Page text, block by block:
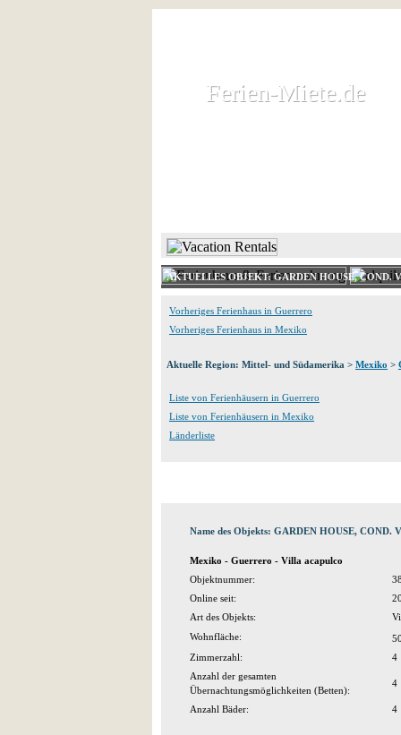
Ferien-Miete.de
Ferien-Miete.de
AKTUELLES OBJEKT: GARDEN HOUSE, COND.
Vorheriges Ferienhaus in Guerrero
Vorheriges Ferienhaus in Mexiko
Aktuelle Region: Mittel- und Südamerika > Mexiko >
Liste von Ferienhäusern in Guerrero
Liste von Ferienhäusern in Mexiko
Länderliste
Name des Objekts: GARDEN HOUSE, COND.
Mexiko - Guerrero - Villa acapulco
Objektnummer:
Online seit:
Art des Objekts:
Wohnfläche:
Zimmerzahl:
4
Anzahl der gesamten
Übernachtungsmöglichkeiten (Betten):
4
Anzahl Bäder: 4